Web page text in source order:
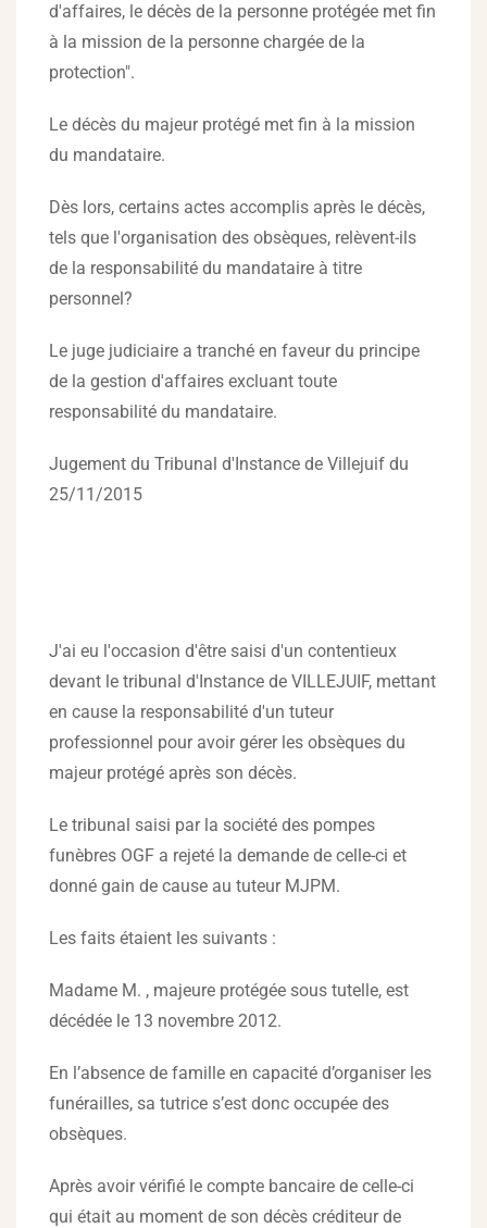
d'affaires, le décès de la personne protégée met fin
à la mission de la personne chargée de la
protection".
Le décès du majeur protégé met fin à la mission
du mandataire.
Dès lors, certains actes accomplis après le décès,
tels que l'organisation des obsèques, relèvent-ils
de la responsabilité du mandataire à titre
personnel?
Le juge judiciaire a tranché en faveur du principe
de la gestion d'affaires excluant toute
responsabilité du mandataire.
Jugement du Tribunal d'Instance de Villejuif du
25/11/2015
J'ai eu l'occasion d'être saisi d'un contentieux
devant le tribunal d'Instance de VILLEJUIF, mettant
en cause la responsabilité d'un tuteur
professionnel pour avoir gérer les obsèques du
majeur protégé après son décès.
Le tribunal saisi par la société des pompes
funèbres OGF a rejeté la demande de celle-ci et
donné gain de cause au tuteur MJPM.
Les faits étaient les suivants :
Madame M. , majeure protégée sous tutelle, est
décédée le 13 novembre 2012.
En l’absence de famille en capacité d’organiser les
funérailles, sa tutrice s’est donc occupée des
obsèques.
Après avoir vérifié le compte bancaire de celle-ci
qui était au moment de son décès créditeur de